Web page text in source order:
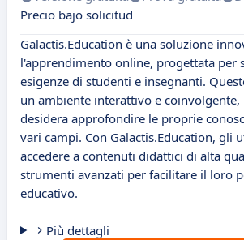
Precio bajo solicitud
Galactis.Education è una soluzione
l'apprendimento online, progettata per
esigenze di studenti e insegnanti.
un ambiente interattivo e coinvolgente,
desidera approfondire le proprie
vari campi. Con Galactis.Education, gli
accedere a contenuti didattici di alta
strumenti avanzati per facilitare il loro
educativo.
Più dettagli